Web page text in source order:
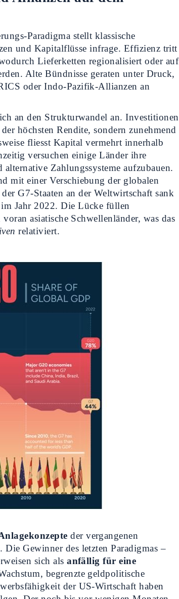
Paradigma stellt klassische
und Kapitalflüsse infrage. Effizienz tritt
Lieferketten regionalisiert oder auf
Alte Bündnisse geraten unter Druck,
oder Indo-Pazifik-Allianzen an
an den Strukturwandel an. Investitionen
höchsten Rendite, sondern zunehmend
fliesst Kapital vermehrt innerhalb
versuchen einige Länder ihre
Zahlungssysteme aufzubauen.
mit einer Verschiebung der globalen
G7-Staaten an der Weltwirtschaft sank
Jahr 2022. Die Lücke füllen
asiatische Schwellenländer, was das
relativiert.
der vergangenen
Die Gewinner des letzten Paradigmas –
sich alsanfällig für eine
begrenzte geldpolitische
der US-Wirtschaft haben